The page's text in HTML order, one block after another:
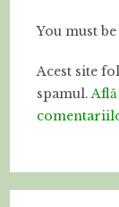
You must
Acest site
spamul.